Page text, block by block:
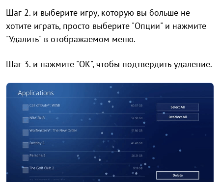
Шаг 2. и выберите игру, которую вы больше не
хотите играть, просто выберите "Опции" и нажмите
"Удалить" в отображаемом меню.
Шаг 3. и нажмите "ОК", чтобы подтвердить удаление.